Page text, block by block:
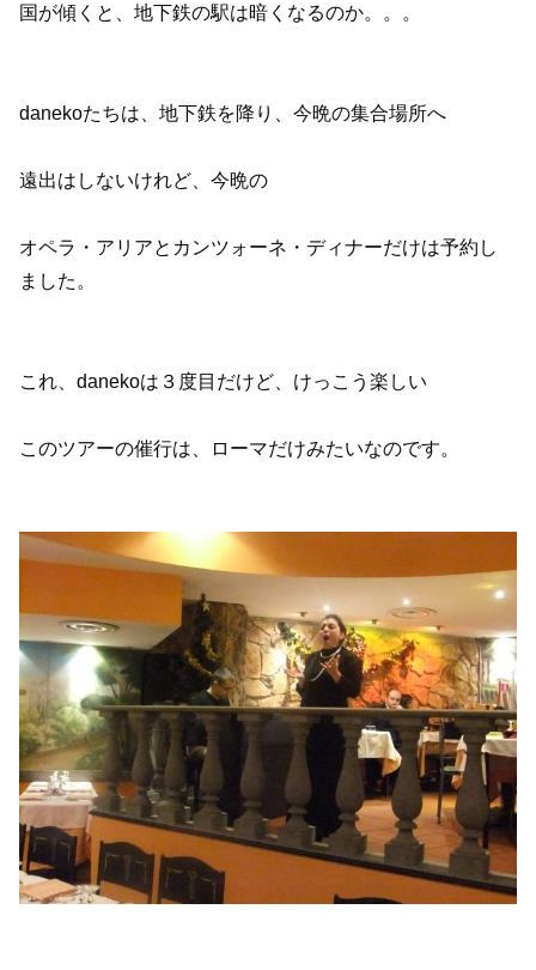
国が傾くと、地下鉄の駅は暗くなるのか。。。
danekoたちは、地下鉄を降り、今晩の集合場所へ
遠出はしないけれど、今晩の
オペラ・アリアとカンツォーネ・ディナーだけは予約し
ました。
これ、danekoは３度目だけど、けっこう楽しい
このツアーの催行は、ローマだけみたいなのです。